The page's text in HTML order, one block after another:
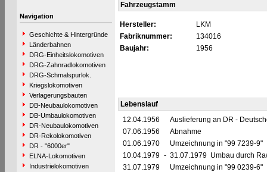
Navigation
Geschichte & Hintergründe
Länderbahnen
DRG-Einheitslokomotiven
DRG-Zahnradlokomotiven
DRG-Schmalspurlok.
Kriegslokomotiven
Verlagerungsbauten
DB-Neubaulokomotiven
DB-Umbaulokomotiven
DR-Neubaulokomotiven
DR-Rekolokomotiven
DR - "6000er"
ELNA-Lokomotiven
Industrielokomotiven
Fahrzeugstamm
Hersteller:
LKM
Fabriknummer:
134016
Baujahr:
1956
Lebenslauf
12.04.1956
Auslieferung an DR -
07.06.1956
Abnahme
01.06.1970
Umzeichnung in "99 7239-9"
10.04.1979 - 31.07.1979 Umbau durch
31.07.1979
Umzeichnung in "99 0239-6"